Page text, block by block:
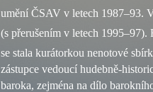
umění ČSAV v letech 1987–93.
(s přerušením v letech 1995–97).
se stala kurátorkou nenotové
zástupce vedoucí hudebně-
baroka, zejména na dílo